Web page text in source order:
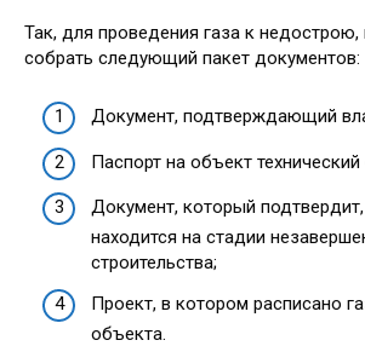
Так, для проведения газа к
собрать следующий пакет документов:
Документ, подтверждающий
Паспорт на объект
Документ, который
находится на стадии
строительства;
Проект, в котором расписано
объекта.